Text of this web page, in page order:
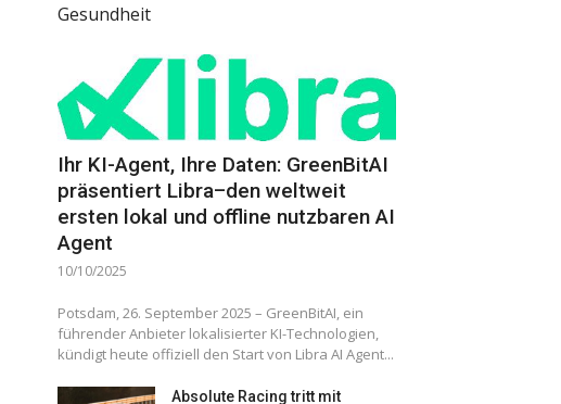
Gesundheit
Ihr KI-Agent, Ihre Daten: GreenBitAI
präsentiert Libra–den weltweit
ersten lokal und offline nutzbaren AI
Agent
10/10/2025
Potsdam, 26. September 2025 – GreenBitAI, ein
führender Anbieter lokalisierter KI-Technologien,
kündigt heute offiziell den Start von Libra AI Agent...
Absolute Racing tritt mit